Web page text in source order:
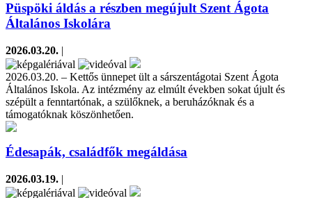
Püspöki áldás a részben megújult Szent Ágota
Általános Iskolára
2026.03.20. |
2026.03.20. – Kettős ünnepet ült a sárszentágotai Szent Ágota
Általános Iskola. Az intézmény az elmúlt években sokat újult és
szépült a fenntartónak, a szülőknek, a beruházóknak és a
támogatóknak köszönhetően.
Édesapák, családfők megáldása
2026.03.19. |